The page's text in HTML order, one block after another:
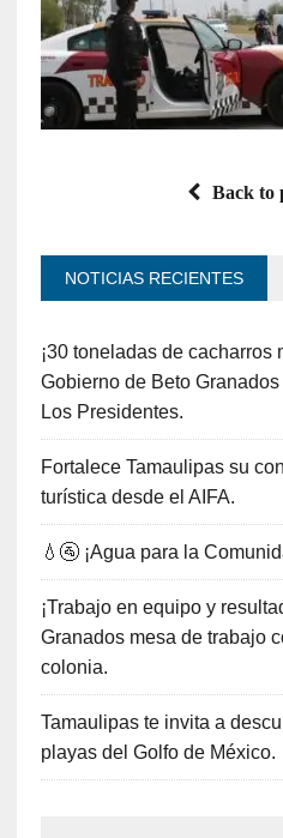
Back to
NOTICIAS RECIENTES
¡30 toneladas de cacharros
Gobierno de Beto
Los Presidentes.
Fortalece Tamaulipas su
turística desde el AIFA.
💧🚰 ¡Agua para la
¡Trabajo en equipo y
Granados mesa de trabajo
colonia.
Tamaulipas te invita a
playas del Golfo de México.